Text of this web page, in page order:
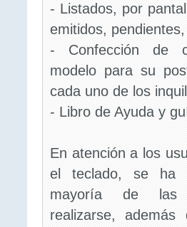
- Listados, por
emitidos,
- Confección de
modelo para su
cada uno de los
- Libro de Ayuda y
En atención a los
el teclado, se ha
mayoría de las
realizarse,